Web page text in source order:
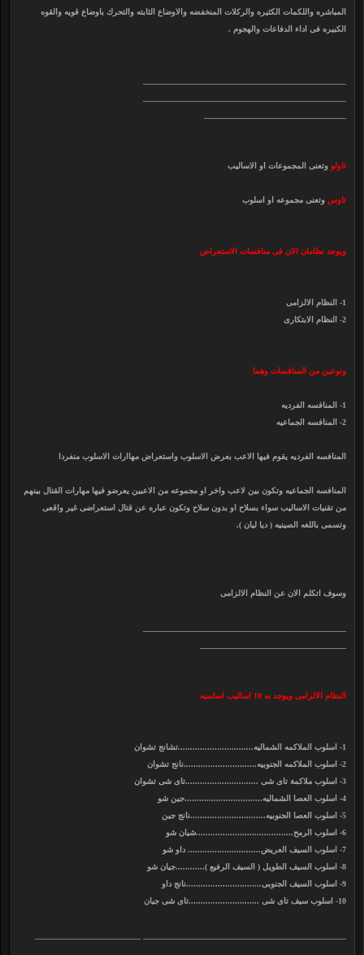
المباشره واللكمات الكثيره والركلات المنخفضه والاوضاع الثابته والتحرك باوضاع قويه والقوه
الكبيره فى اداء الدفاعات والهجوم .
تاولو وتعنى المجموعات او الاساليب
تاوس وتعنى مجموعه او اسلوب
ويوجد نظامان الان فى منافسات الاستعراض
1- النظام الالزامى
2- النظام الابتكارى
ونوعين من المنافسات وهما
1- المنافسه الفرديه
2- المنافسه الجماعيه
المنافسه الفرديه يقوم فيها الاعب بعرض الاسلوب واستعراض مهاارات الاسلوب منفردا
المنافسه الجماعيه وتكون بين لاعب واخر او مجموعه من الاعبين يعرضو فيها مهارات القتال بينهم
من تقنيات الاساليب سواء بسلاح او بدون سلاح وتكون عباره عن قتال استعراضى غير واقعى
وتسمى باللغه الصينيه ( ديا ليان ).
وسوف اتكلم الان عن النظام الالزامى
النظام الالزامى ويوجد به 10 اساليب اساسيه
1- اسلوب الملاكمه الشماليه...............................تشانج تشوان
2- اسلوب الملاكمه الجنوبيه..............................نانج تشوان
3- اسلوب ملاكمة تاى شى ..............................تاى شى تشوان
4- اسلوب العصا الشماليه................................جين شو
5- اسلوب العصا الجنوبيه...............................نانج جين
6- اسلوب الرمح........................................شيان شو
7- اسلوب السيف العريض.............................. داو شو
8- اسلوب السيف الطويل ( السيف الرفيع )............جيان شو
9- اسلوب السيف الجنوبى...............................نانج داو
10- اسلوب سيف تاى شى .............................تاى شى جيان